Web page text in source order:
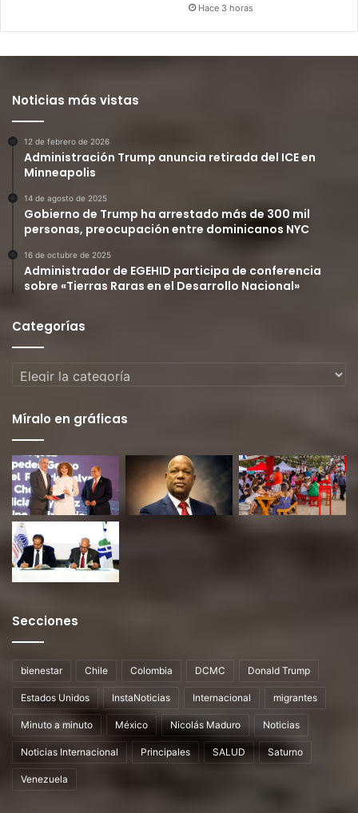
Hace 3 horas
Noticias más vistas
12 de febrero de 2026
Administración Trump anuncia retirada del ICE en
Minneapolis
14 de agosto de 2025
Gobierno de Trump ha arrestado más de 300 mil
personas, preocupación entre dominicanos NYC
16 de octubre de 2025
Administrador de EGEHID participa de conferencia
sobre «Tierras Raras en el Desarrollo Nacional»
Categorías
Categorías
Míralo en gráficas
Secciones
bienestar Chile Colombia DCMC Donald Trump
Estados Unidos InstaNoticias Internacional migrantes
Minuto a minuto México Nicolás Maduro Noticias
Noticias Internacional Principales SALUD Saturno
Venezuela